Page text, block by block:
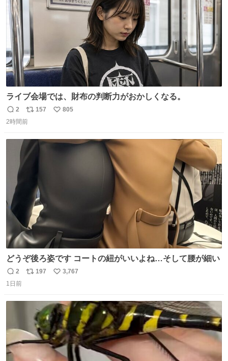
ライブ会場では、財布の判断力がおかしくなる。
返
信
2
リ
ポ
ト
数
157
い
805
2時間前
どうぞ後ろ姿です コートの紐がいいよね…そして腰が細い
返
信
2
リ
197
い
数
3,767
1日前